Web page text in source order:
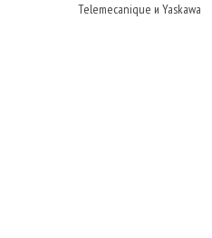
Telemecanique и Yaskawa